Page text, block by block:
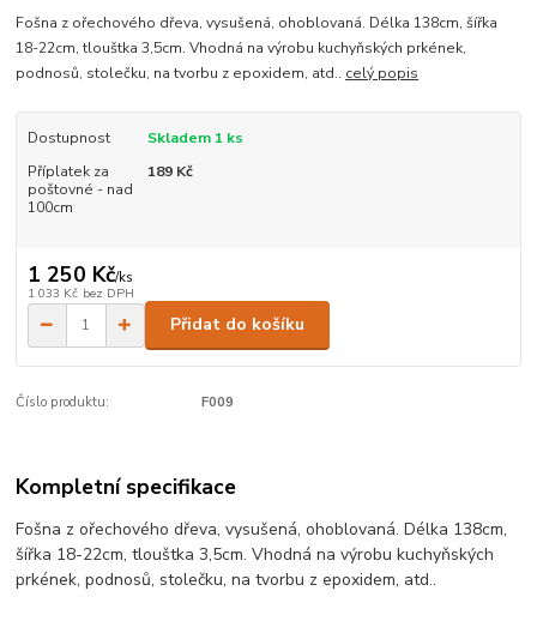
Fošna z ořechového dřeva, vysušená, ohoblovaná. Délka 138cm, šířka
18-22cm, tlouštka 3,5cm. Vhodná na výrobu kuchyňských prkének,
podnosů, stolečku, na tvorbu z epoxidem, atd.. celý popis
Dostupnost
Skladem 1 ks
Příplatek za
poštovné - nad
100cm
189 Kč
1 250 Kč/ks
1 033 Kč bez DPH
Přidat do košíku
Číslo produktu: F009
Kompletní specifikace
Fošna z ořechového dřeva, vysušená, ohoblovaná. Délka 138cm,
šířka 18-22cm, tlouštka 3,5cm. Vhodná na výrobu kuchyňských
prkének, podnosů, stolečku, na tvorbu z epoxidem, atd..